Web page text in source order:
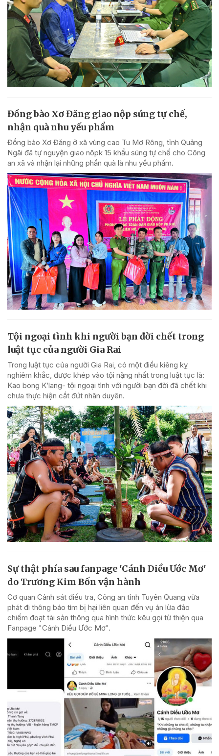
Đồng bào Xơ Đăng giao nộp súng tự chế,
nhận quà nhu yếu phẩm
Đồng bào Xơ Đăng ở xã vùng cao Tu Mơ Rông, tỉnh Quảng
Ngãi đã tự nguyện giao nôpk 15 khẩu súng tự chế cho Công
an xã và nhận lại những phần quà là nhu yếu phẩm.
Tội ngoại tình khi người bạn đời chết trong
luật tục của người Gia Rai
Trong luật tục của người Gia Rai, có một điều kiêng kỵ
nghiêm khắc, được khép vào tội nặng nhất trong luật tục là:
Kao bong K’lang- tội ngoại tình với người bạn đời đã chết khi
chưa thực hiện cắt đứt nhân duyên.
Sự thật phía sau fanpage 'Cánh Diều Ước Mơ'
do Trương Kim Bốn vận hành
Cơ quan Cảnh sát điều tra, Công an tỉnh Tuyên Quang vừa
phát đi thông báo tìm bị hại liên quan đến vụ án lừa đảo
chiếm đoạt tài sản thông qua hình thức kêu gọi từ thiện qua
Fanpage "Cánh Diều Ước Mơ".